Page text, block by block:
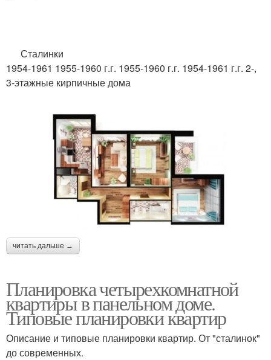
Сталинки
1954-1961 1955-1960 г.г. 1955-1960 г.г. 1954-1961 г.г. 2-,
3-этажные кирпичные дома
читать дальше →
Планировка четырехкомнатной
квартиры в панельном доме.
Типовые планировки квартир
Описание и типовые планировки квартир. От "сталинок"
до современных.